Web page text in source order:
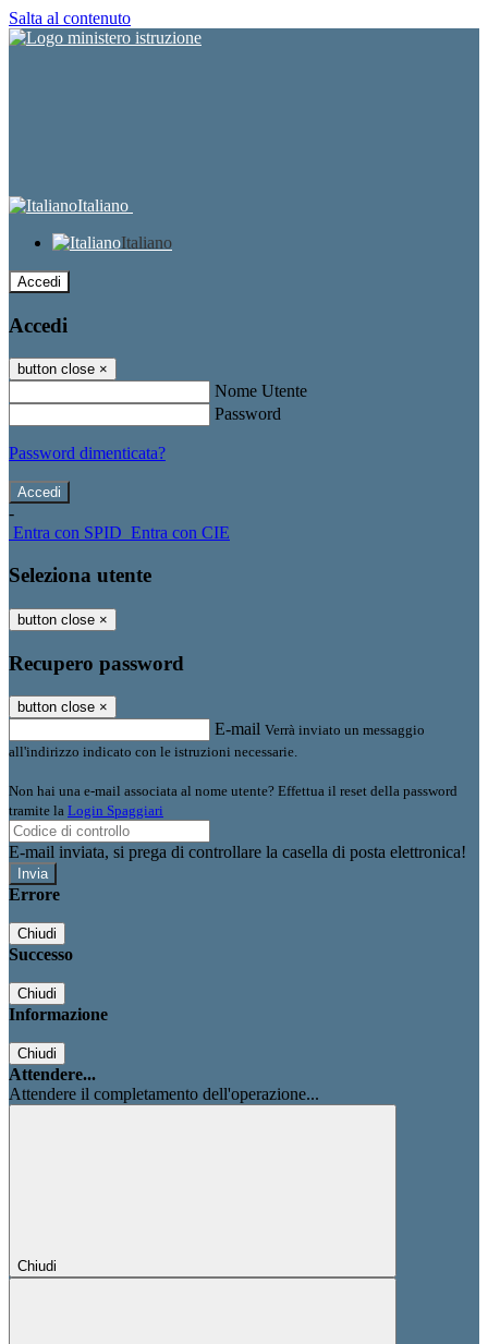
Salta al contenuto
Italiano
Italiano
Accedi
Accedi
button close ×
Nome Utente
Password
Password dimenticata?
-
Entra con SPID Entra con CIE
Seleziona utente
button close ×
Recupero password
button close ×
E-mail Verrà inviato un messaggio
all'indirizzo indicato con le istruzioni necessarie.
Non hai una e-mail associata al nome utente? Effettua il reset della password
tramite la Login Spaggiari
E-mail inviata, si prega di controllare la casella di posta elettronica!
Errore
Chiudi
Successo
Chiudi
Informazione
Chiudi
Attendere...
Attendere il completamento dell'operazione...
Chiudi